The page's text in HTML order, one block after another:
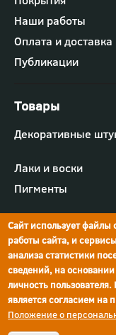
г.Ростов-на-Дону,
ул.Мечникова,
-
меню
"Компания"
Наши работы
Оплата и доставка
Публикации
Футер
-
меню
"Товары"
Декоративные
Лаки и воски
Пигменты
Сайт использует файлы
работы сайта, и
анализа статистики
сведений, на
личность
является согласием на
Положение о